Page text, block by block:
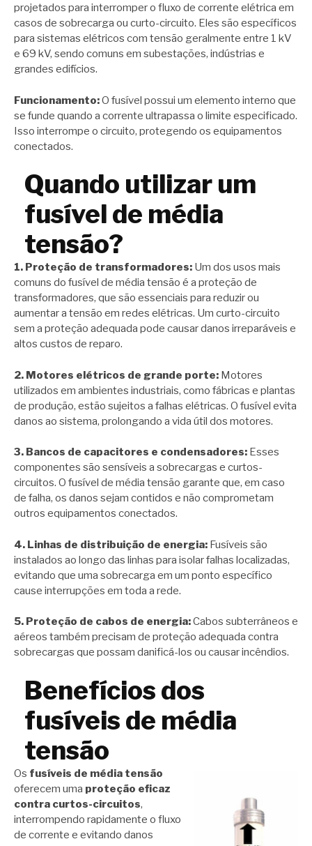
projetados para interromper o fluxo de corrente elétrica em
casos de sobrecarga ou curto-circuito. Eles são específicos
para sistemas elétricos com tensão geralmente entre 1 kV
e 69 kV, sendo comuns em subestações, indústrias e
grandes edifícios.
Funcionamento:O fusível possui um elemento interno que
se funde quando a corrente ultrapassa o limite especificado.
Isso interrompe o circuito, protegendo os equipamentos
conectados.
Quando utilizar um
fusível de média
tensão?
1. Proteção de transformadores: Um dos usos mais
comuns do fusível de média tensão é a proteção de
transformadores, que são essenciais para reduzir ou
aumentar a tensão em redes elétricas. Um curto-circuito
sem a proteção adequada pode causar danos irreparáveis e
altos custos de reparo.
2. Motores elétricos de grande porte: Motores
utilizados em ambientes industriais, como fábricas e plantas
de produção, estão sujeitos a falhas elétricas. O fusível evita
danos ao sistema, prolongando a vida útil dos motores.
3. Bancos de capacitores e condensadores: Esses
componentes são sensíveis a sobrecargas e curtos-
circuitos. O fusível de média tensão garante que, em caso
de falha, os danos sejam contidos e não comprometam
outros equipamentos conectados.
4. Linhas de distribuição de energia: Fusíveis são
instalados ao longo das linhas para isolar falhas localizadas,
evitando que uma sobrecarga em um ponto específico
cause interrupções em toda a rede.
5. Proteção de cabos de energia:Cabos subterrâneos e
aéreos também precisam de proteção adequada contra
sobrecargas que possam danificá-los ou causar incêndios.
Benefícios dos
fusíveis de média
tensão
Os fusíveis de média tensão
oferecem uma proteção eficaz
contra curtos-circuitos,
interrompendo rapidamente o fluxo
de corrente e evitando danos